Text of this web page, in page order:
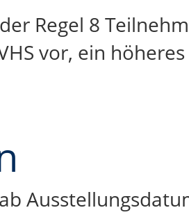
Regel 8
vor, ein